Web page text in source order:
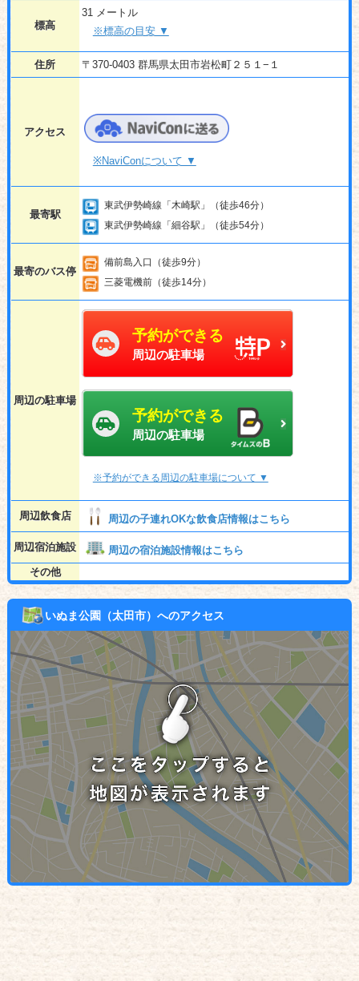
標高
31 メートル
※標高の目安 ▼
住所 〒370-0403 群馬県太田市岩松町２５１−１
アクセス
※NaviConについて ▼
最寄駅
東武伊勢崎線「木崎駅」（徒歩46分）
東武伊勢崎線「細谷駅」（徒歩54分）
最寄のバス停
備前島入口（徒歩9分）
三菱電機前（徒歩14分）
周辺の駐車場
予約ができる
周辺の駐車場
予約ができる
周辺の駐車場
※予約ができる周辺の駐車場について ▼
周辺飲食店 周辺の子連れOKな飲食店情報はこちら
周辺宿泊施設
周辺の宿泊施設情報はこちら
その他
いぬま公園（太田市）へのアクセス